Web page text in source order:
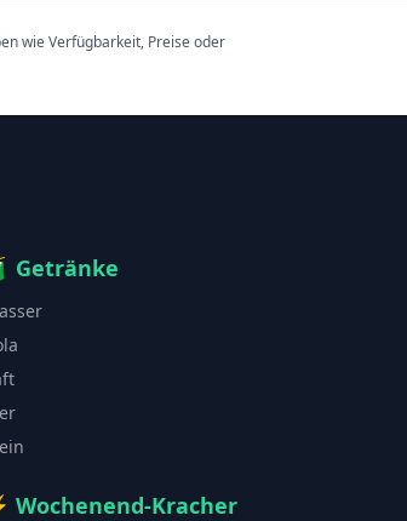
wie Verfügbarkeit, Preise oder
Getränke
Wochenend-Kracher